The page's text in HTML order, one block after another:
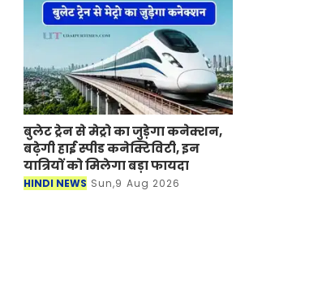
बुलेट ट्रेन से मेट्रो का जुड़ेगा कनेक्शन,
बढ़ेगी हाई स्पीड कनेक्टिविटी, इन
यात्रियों को मिलेगा बड़ा फायदा
HINDI NEWS Sun,9 Aug 2026